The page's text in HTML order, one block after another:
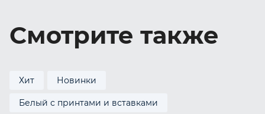
Смотрите также
Хит Новинки
Белый с принтами и вставками